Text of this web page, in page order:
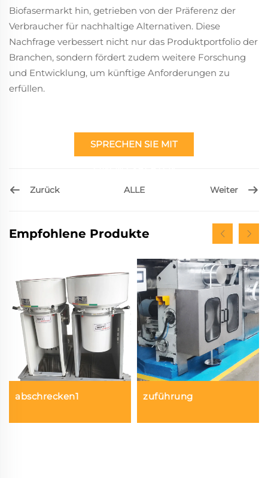
Biofasermarkt hin, getrieben von der Präferenz der
Verbraucher für nachhaltige Alternativen. Diese
Nachfrage verbessert nicht nur das Produktportfolio der
Branchen, sondern fördert zudem weitere Forschung
und Entwicklung, um künftige Anforderungen zu
erfüllen.
SPRECHEN SIE MIT
Zurück ALLE Weiter
Empfohlene Produkte
abschrecken1 zuführung